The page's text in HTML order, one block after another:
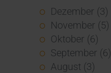
Dezember (3)
November (5)
Oktober (6)
September (6)
August (3)